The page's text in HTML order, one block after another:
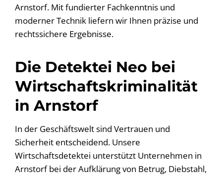
Arnstorf. Mit fundierter Fachkenntnis und
moderner Technik liefern wir Ihnen präzise und
rechtssichere Ergebnisse.
Die Detektei Neo bei
Wirtschaftskriminalität
in Arnstorf
In der Geschäftswelt sind Vertrauen und
Sicherheit entscheidend. Unsere
Wirtschaftsdetektei unterstützt Unternehmen in
Arnstorf bei der Aufklärung von Betrug, Diebstahl,